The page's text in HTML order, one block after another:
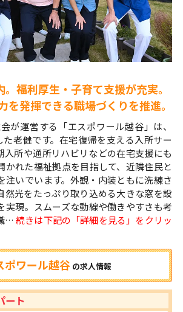
福利厚生・子育て支援が充実。
を発揮できる職場づくりを推進。
が運営する「エスポワール越谷」は、
た老健です。在宅復帰を支える入所サー
入所や通所リハビリなどの在宅支援にも
かれた福祉拠点を目指して、近隣住民と
注いでいます。外観・内装ともに洗練さ
然光をたっぷり取り込める大きな窓を設
実現。スムーズな動線や働きやすさも考
… 続きは下記の「詳細を見る」をクリッ
ポワール越谷 の求人情報
ート